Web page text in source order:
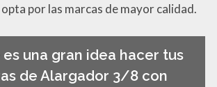
opta por las marcas de mayor calidad.
es una gran idea hacer tus
de Alargador 3/8 con